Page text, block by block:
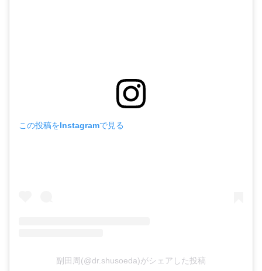
この投稿をInstagramで見る
副田周(@dr.shusoeda)がシェアした投稿